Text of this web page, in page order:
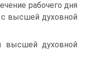
рабочего дня
высшей духовной
духовной